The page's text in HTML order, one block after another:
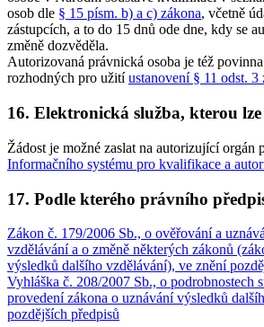
osob dle § 15 písm. b) a c) zákona, včetně
zástupcích, a to do 15 dnů ode dne, kdy se
změně dozvěděla.
Autorizovaná právnická osoba je též
rozhodných pro užitíustanovení § 11 odst. 3
16. Elektronická služba, kterou
Žádost je možné zaslat na autorizující orgán
Informačního systému pro kvalifikace a
17. Podle kterého právního
Zákon č. 179/2006 Sb., o ověřování a
vzdělávání a o změně některých zákonů
výsledků dalšího vzdělávání), ve znění
Vyhláška č. 208/2007 Sb., o podrobnostech
provedení zákona o uznávání výsledků
pozdějších předpisů